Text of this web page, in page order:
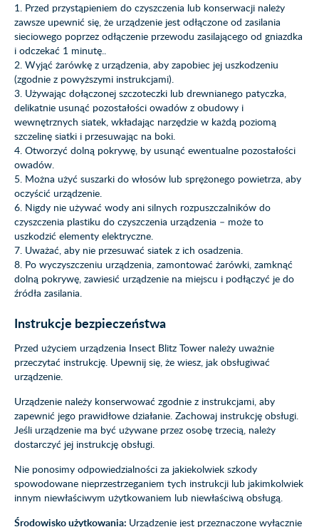
1. Przed przystąpieniem do czyszczenia lub konserwacji należy
zawsze upewnić się, że urządzenie jest odłączone od zasilania
sieciowego poprzez odłączenie przewodu zasilającego od gniazdka
i odczekać 1 minutę..
2. Wyjąć żarówkę z urządzenia, aby zapobiec jej uszkodzeniu
(zgodnie z powyższymi instrukcjami).
3. Używając dołączonej szczoteczki lub drewnianego patyczka,
delikatnie usunąć pozostałości owadów z obudowy i
wewnętrznych siatek, wkładając narzędzie w każdą poziomą
szczelinę siatki i przesuwając na boki.
4. Otworzyć dolną pokrywę, by usunąć ewentualne pozostałości
owadów.
5. Można użyć suszarki do włosów lub sprężonego powietrza, aby
oczyścić urządzenie.
6. Nigdy nie używać wody ani silnych rozpuszczalników do
czyszczenia plastiku do czyszczenia urządzenia – może to
uszkodzić elementy elektryczne.
7. Uważać, aby nie przesuwać siatek z ich osadzenia.
8. Po wyczyszczeniu urządzenia, zamontować żarówki, zamknąć
dolną pokrywę, zawiesić urządzenie na miejscu i podłączyć je do
źródła zasilania.
Instrukcje bezpieczeństwa
Przed użyciem urządzenia Insect Blitz Tower należy uważnie
przeczytać instrukcję. Upewnij się, że wiesz, jak obsługiwać
urządzenie.
Urządzenie należy konserwować zgodnie z instrukcjami, aby
zapewnić jego prawidłowe działanie. Zachowaj instrukcję obsługi.
Jeśli urządzenie ma być używane przez osobę trzecią, należy
dostarczyć jej instrukcję obsługi.
Nie ponosimy odpowiedzialności za jakiekolwiek szkody
spowodowane nieprzestrzeganiem tych instrukcji lub jakimkolwiek
innym niewłaściwym użytkowaniem lub niewłaściwą obsługą.
Środowisko użytkowania: Urządzenie jest przeznaczone wyłącznie